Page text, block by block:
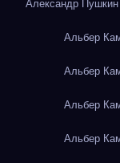
Александр
Альбер
Альбер
Альбер
Альбер